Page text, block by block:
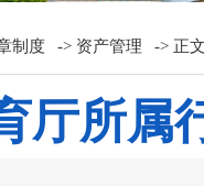
制度 -> 资产管理 -> 正
厅所属